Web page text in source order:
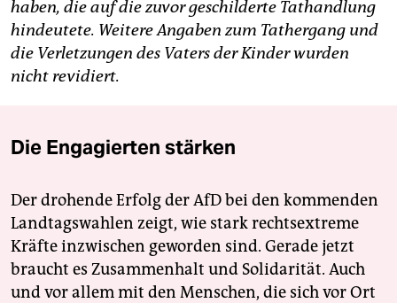
haben, die auf die zuvor geschilderte Tathandlung
hindeutete. Weitere Angaben zum Tathergang und
die Verletzungen des Vaters der Kinder wurden
nicht revidiert.
Die Engagierten stärken
Der drohende Erfolg der AfD bei den kommenden
Landtagswahlen zeigt, wie stark rechtsextreme
Kräfte inzwischen geworden sind. Gerade jetzt
braucht es Zusammenhalt und Solidarität. Auch
und vor allem mit den Menschen, die sich vor Ort